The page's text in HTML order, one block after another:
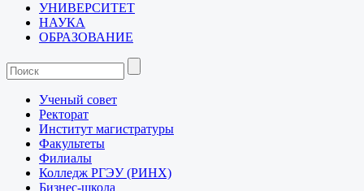
УНИВЕРСИТЕТ
НАУКА
ОБРАЗОВАНИЕ
Ученый совет
Ректорат
Институт магистратуры
Факультеты
Филиалы
Колледж РГЭУ (РИНХ)
Бизнес-школа